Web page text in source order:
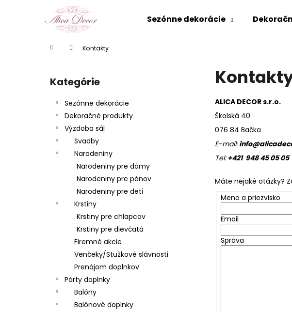
Sezónne dekorácie
Domov Kontakty
Preskočiť
kategórie
Kategórie
Sezónne dekorácie
Dekoračné produkty
Výzdoba sál
Svadby
Narodeniny
Narodeniny pre dámy
Narodeniny pre pánov
Narodeniny pre deti
Krstiny
Krstiny pre chlapcov
Krstiny pre dievčatá
Firemné akcie
Venčeky/Stužkové slávnosti
Prenájom doplnkov
Párty doplnky
Balóny
Balónové doplnky
ALICA DECOR s.r.o.
Školská 40
076 84 Bačka
E-mail:
Tel:+421 948 45 05 05
Máte nejaké otázky?
Meno a priezvisko
Email
Správa
Späť
Späť
SERVÍTKY LOVE 33X33CM (20KS)
€3,30
SERVÍTKY MINIONS